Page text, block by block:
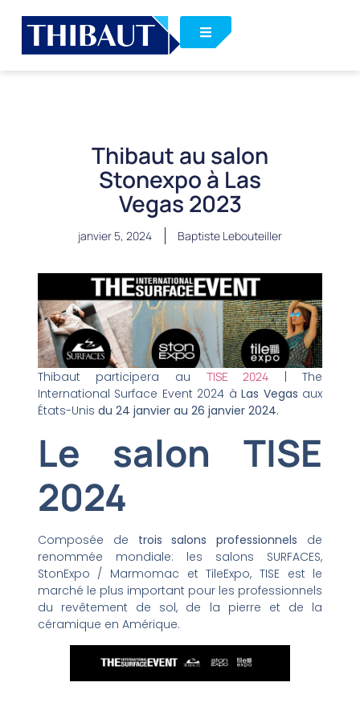
Thibaut au salon
Stonexpo à Las
Vegas 2023
janvier 5, 2024 Baptiste Lebouteiller
Thibaut participera au TISE 2024 | The
International Surface Event 2024 àLas Vegas aux
États-Unis du 24 janvier au 26 janvier 2024.
Le salon TISE
2024
Composée de trois salons professionnels de
renommée mondiale: les salons SURFACES,
StonExpo / Marmomac et TileExpo, TISE est le
marché le plus important pour les professionnels
du revêtement de sol, de la pierre et de la
céramique en Amérique.